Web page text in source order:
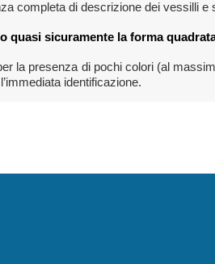
completa di descrizione dei vessilli
quasi sicuramente la forma
la presenza di pochi colori (al
identificazione.